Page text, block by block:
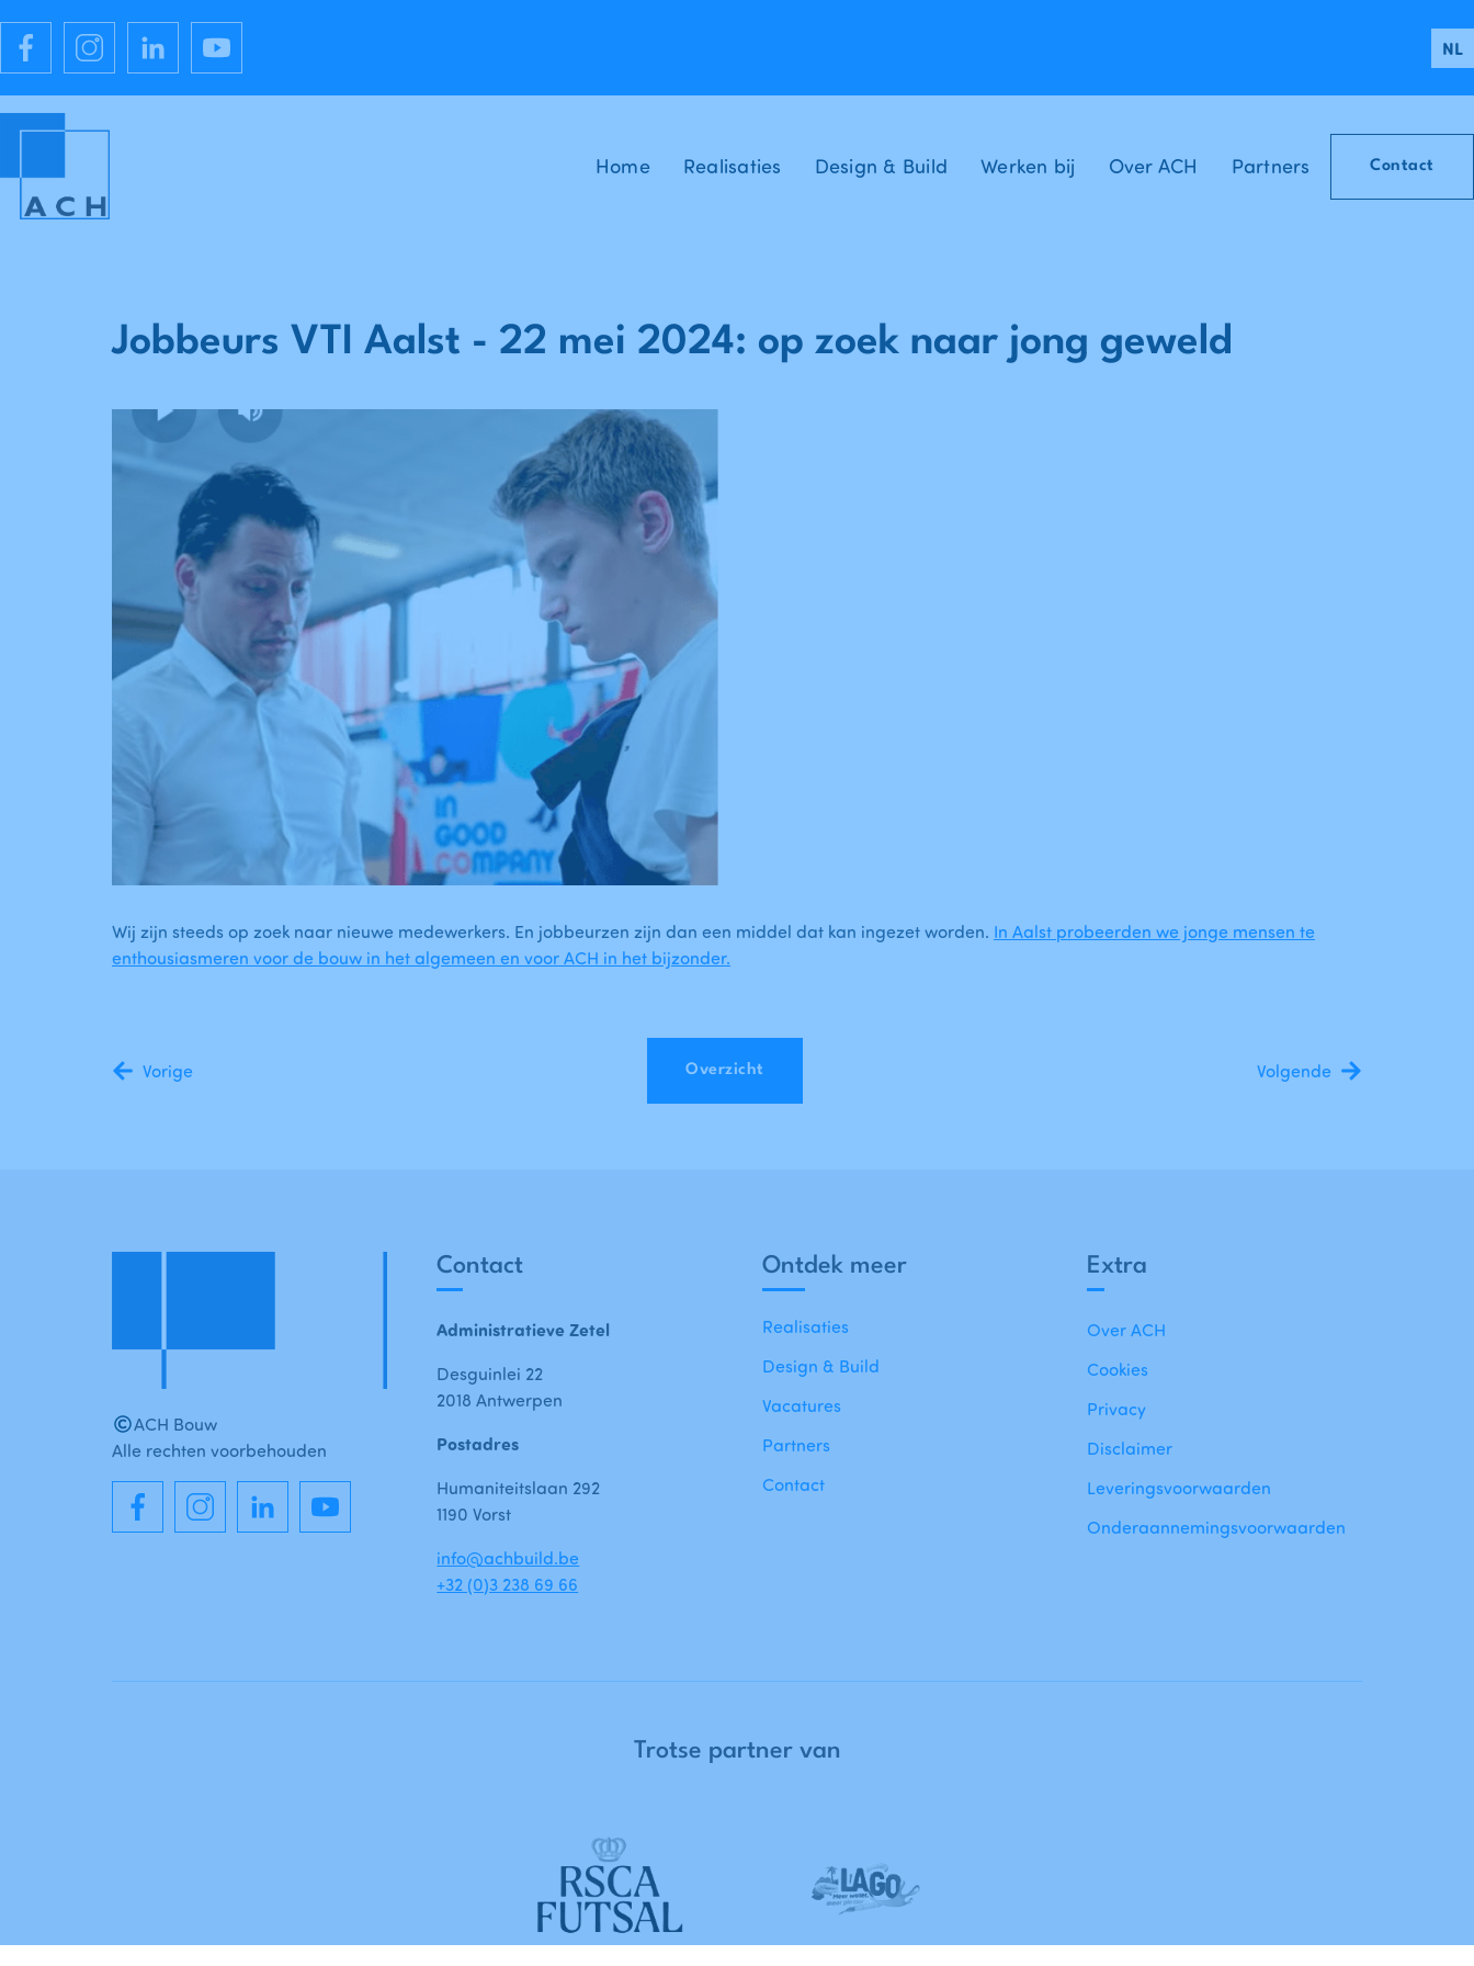
NL
Home Realisaties Design & Build Werken bij Over ACH Partners Contact
Jobbeurs VTI Aalst - 22 mei 2024: op zoek naar jong geweld
Wij zijn steeds op zoek naar nieuwe medewerkers. En jobbeurzen zijn dan een middel dat kan ingezet worden. In Aalst probeerden we jonge mensen te
enthousiasmeren voor de bouw in het algemeen en voor ACH in het bijzonder.
Overzicht Volgende
Vorige
Extra
Over ACH
Cookies
Privacy
Disclaimer
Leveringsvoorwaarden
Onderaannemingsvoorwaarden
Ontdek meer
Realisaties
Design & Build
Vacatures
Partners
Contact
Contact
Administratieve Zetel
Desguinlei 22
2018 Antwerpen
Postadres
Humaniteitslaan 292
1190 Vorst
info@achbuild.be
+32 (0)3 238 69 66
ACH Bouw
Alle rechten voorbehouden
Trotse partnervan